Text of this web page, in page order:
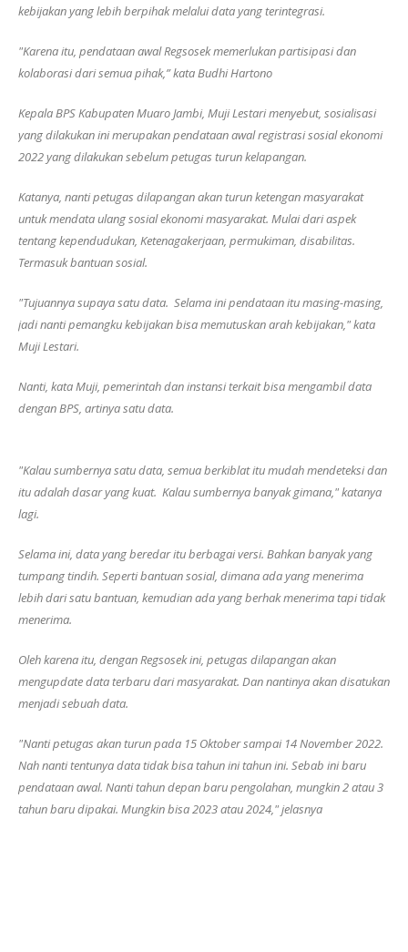
kebijakan yang lebih berpihak melalui data yang terintegrasi.
"Karena itu, pendataan awal Regsosek memerlukan partisipasi dan
kolaborasi dari semua pihak,” kata Budhi Hartono
Kepala BPS Kabupaten Muaro Jambi, Muji Lestari menyebut, sosialisasi
yang dilakukan ini merupakan pendataan awal registrasi sosial ekonomi
2022 yang dilakukan sebelum petugas turun kelapangan.
Katanya, nanti petugas dilapangan akan turun ketengan masyarakat
untuk mendata ulang sosial ekonomi masyarakat. Mulai dari aspek
tentang kependudukan, Ketenagakerjaan, permukiman, disabilitas.
Termasuk bantuan sosial.
"Tujuannya supaya satu data. Selama ini pendataan itu masing-masing,
jadi nanti pemangku kebijakan bisa memutuskan arah kebijakan," kata
Muji Lestari.
Nanti, kata Muji, pemerintah dan instansi terkait bisa mengambil data
dengan BPS, artinya satu data.
"Kalau sumbernya satu data, semua berkiblat itu mudah mendeteksi dan
itu adalah dasar yang kuat. Kalau sumbernya banyak gimana," katanya
lagi.
Selama ini, data yang beredar itu berbagai versi. Bahkan banyak yang
tumpang tindih. Seperti bantuan sosial, dimana ada yang menerima
lebih dari satu bantuan, kemudian ada yang berhak menerima tapi tidak
menerima.
Oleh karena itu, dengan Regsosek ini, petugas dilapangan akan
mengupdate data terbaru dari masyarakat. Dan nantinya akan disatukan
menjadi sebuah data.
"Nanti petugas akan turun pada 15 Oktober sampai 14 November 2022.
Nah nanti tentunya data tidak bisa tahun ini tahun ini. Sebab ini baru
pendataan awal. Nanti tahun depan baru pengolahan, mungkin 2 atau 3
tahun baru dipakai. Mungkin bisa 2023 atau 2024," jelasnya